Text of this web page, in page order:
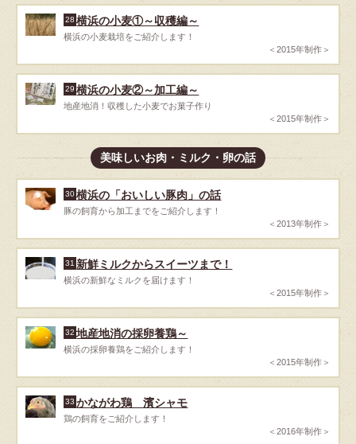
28 横浜の小麦①～収穫編～
横浜の小麦栽培をご紹介します！
＜2015年制作＞
29 横浜の小麦②～加工編～
地産地消！収穫した小麦でお菓子作り
＜2015年制作＞
美味しいお肉・ミルク・卵の話
30 横浜の「おいしい豚肉」の話
豚の飼育から加工までをご紹介します！
＜2013年制作＞
31 新鮮ミルクからスイーツまで！
横浜の新鮮なミルクを届けます！
＜2015年制作＞
32 地産地消の採卵養鶏～
横浜の採卵養鶏をご紹介します！
＜2015年制作＞
33 かながわ鶏 濱シャモ
鶏の飼育をご紹介します！
＜2016年制作＞